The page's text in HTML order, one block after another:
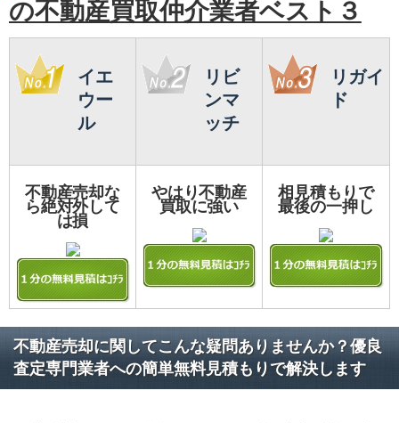
の不動産買取仲介業者ベスト３
イエ
ウー
ル
リビ
ンマ
ッチ
リガイ
ド
不動産売却な
ら絶対外して
は損
やはり不動産
買取に強い
相見積もりで
最後の一押し
不動産売却に関してこんな疑問ありませんか？優良
査定専門業者への簡単無料見積もりで解決します